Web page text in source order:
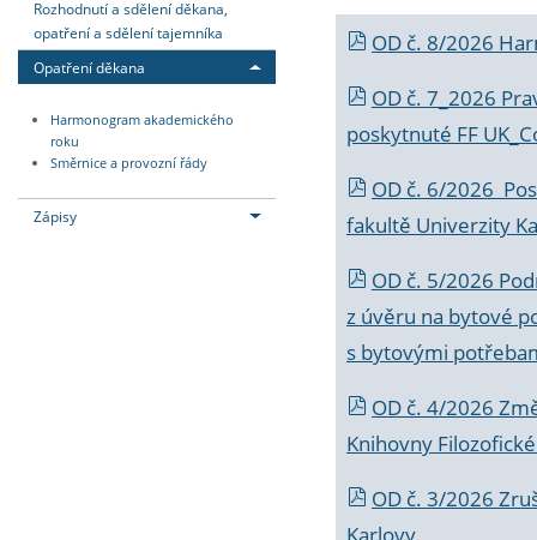
Rozhodnutí a sdělení děkana,
opatření a sdělení tajemníka
Opatření děkana
Harmonogram akademického
roku
Směrnice a provozní řády
Zápisy
OD č. 8/2026
OD č. 7_2026
poskytnuté FF
OD č. 6/2026
fakultě Univerzity
OD č. 5/2026
z úvěru na bytové
s bytovými
OD č. 4/2026
Knihovny
OD č. 3/2026
Karlovy